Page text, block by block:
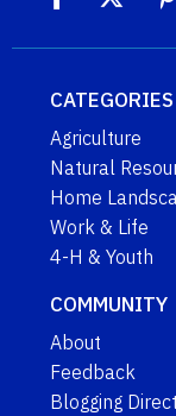
CATEGORIES
Agriculture
Natural
Home
Work & Life
4-H & Youth
COMMUNITY
About
Feedback
Blogging